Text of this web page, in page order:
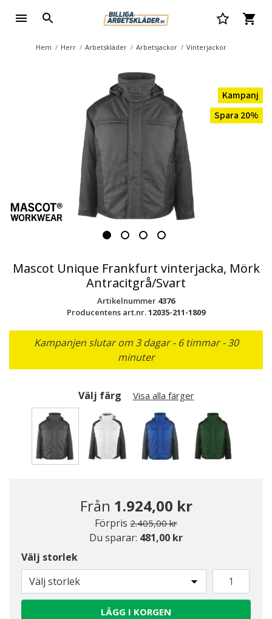
Hem Herr Arbetskläder Arbetsjackor Vinterjackor
Kampanj
Spara 20%
Mascot Unique Frankfurt vinterjacka, Mörk
Antracitgrå/Svart
Artikelnummer 4376
Producentens art.nr.12035-211-1809
Kampanjen slutar om 3 dagar - 6 timmar - 30
minuter
Välj färg Visa alla färger
Från 1.924,00 kr
Förpris Pris nedsatt från
2.405,00 krtill
Du sparar: 481,00 kr
Välj storlek
Välj storlek
LÄGG I KORGEN